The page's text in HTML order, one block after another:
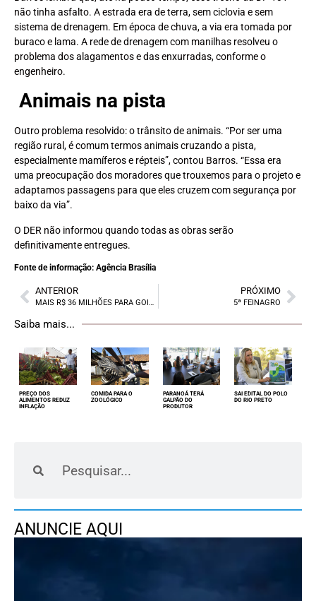
não tinha asfalto. A estrada era de terra, sem ciclovia e sem
sistema de drenagem. Em época de chuva, a via era tomada por
buraco e lama. A rede de drenagem com manilhas resolveu o
problema dos alagamentos e das enxurradas, conforme o
engenheiro.
Animais na pista
Outro problema resolvido: o trânsito de animais. “Por ser uma
região rural, é comum termos animais cruzando a pista,
especialmente mamíferos e répteis”, contou Barros. “Essa era
uma preocupação dos moradores que trouxemos para o projeto e
adaptamos passagens para que eles cruzem com segurança por
baixo da via”.
O DER não informou quando todas as obras serão
definitivamente entregues.
Fonte de informação: Agência Brasília
ANTERIOR
MAIS R$ 36 MILHÕES PARA GOIÁS
PRÓXIMO
5ª FEINAGRO
Saiba mais...
PREÇO DOS
ALIMENTOS REDUZ
INFLAÇÃO
COMIDA PARA O
ZOOLÓGICO
PARANOÁ TERÁ
GALPÃO DO
PRODUTOR
SAI EDITAL DO POLO
DO RIO PRETO
ANUNCIE AQUI